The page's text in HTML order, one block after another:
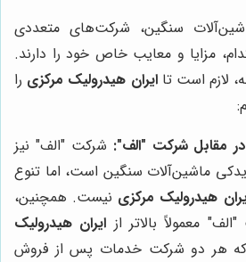
سنگین، شرکت‌های متعددی
مزایا و معایب خاص خود را دارند.
لازم است تاایران هیدرولیک مرکزی را
مقابل شرکت "الف": شرکت "الف" نیز
یدکی ماشین‌آلات سنگین است، اما تنوع
هیدرولیک مرکزی نیست. همچنین،
معمولاً بالاتر از ایران هیدرولیک
هر دو شرکت خدمات پس از فروش